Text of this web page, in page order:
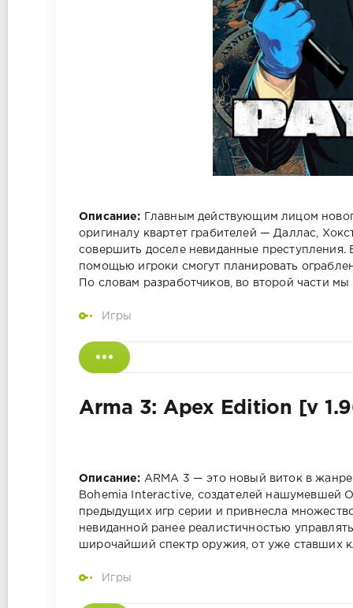
Описание: Главным действующим лицом
оригиналу квартет грабителей — Даллас,
совершить доселе невиданные преступления.
помощью игроки смогут планировать
По словам разработчиков, во второй части
Игры
Arma 3: Apex Edition [v
Описание: ARMA 3 — это новый виток в
Bohemia Interactive, создателей нашумевшей
предыдущих игр серии и привнесла
невиданной ранее реалистичностью
широчайший спектр оружия, от уже ставших
Игры